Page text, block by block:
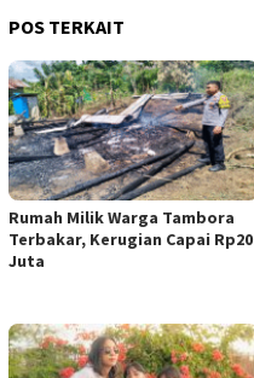
POS TERKAIT
Rumah Milik Warga Tambora
Terbakar, Kerugian Capai Rp20
Juta